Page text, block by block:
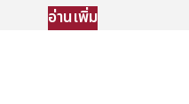
อ่านเพิ่ม